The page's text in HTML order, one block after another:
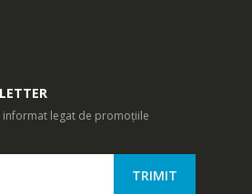
legat de promoțiile